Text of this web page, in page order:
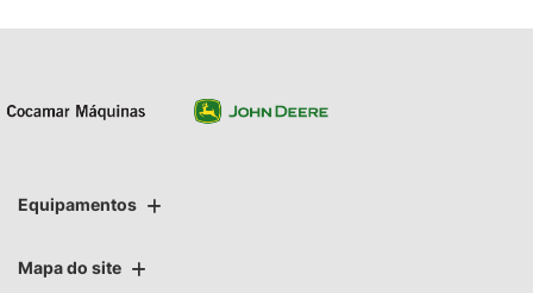
Equipamentos
Mapa do site